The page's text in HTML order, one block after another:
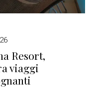
Resort,
viaggi